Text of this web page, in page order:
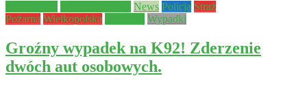
News Policja Straż
Pożarna Wielkopolska Wypadki
Groźny wypadek na K92! Zderzenie
dwóch aut osobowych.